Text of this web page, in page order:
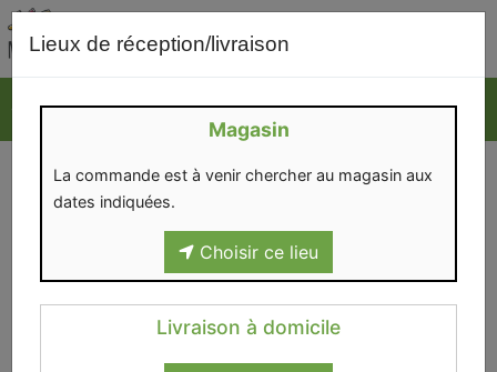
Lieux de réception/livraison
Magasin
La commande est à venir chercher au magasin aux
dates indiquées.
Choisir ce lieu
Livraison à domicile